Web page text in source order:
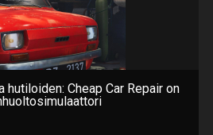
hutiloiden: Cheap Car Repair on